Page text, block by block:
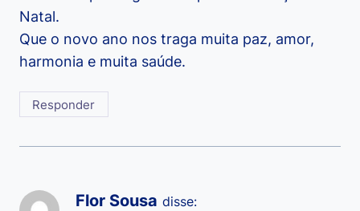
Natal.
Que o novo ano nos traga muita paz, amor,
harmonia e muita saúde.
Responder
Flor Sousa disse: